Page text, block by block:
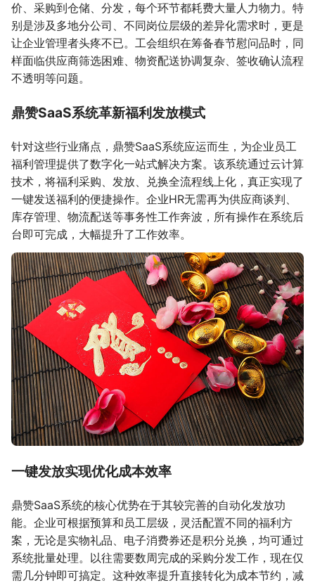
价、采购到仓储、分发，每个环节都耗费大量人力物力。特
别是涉及多地分公司、不同岗位层级的差异化需求时，更是
让企业管理者头疼不已。工会组织在筹备春节慰问品时，同
样面临供应商筛选困难、物资配送协调复杂、签收确认流程
不透明等问题。
鼎赞SaaS系统革新福利发放模式
针对这些行业痛点，鼎赞SaaS系统应运而生，为企业员工
福利管理提供了数字化一站式解决方案。该系统通过云计算
技术，将福利采购、发放、兑换全流程线上化，真正实现了
一键发送福利的便捷操作。企业HR无需再为供应商谈判、
库存管理、物流配送等事务性工作奔波，所有操作在系统后
台即可完成，大幅提升了工作效率。
一键发放实现优化成本效率
鼎赞SaaS系统的核心优势在于其较完善的自动化发放功
能。企业可根据预算和员工层级，灵活配置不同的福利方
案，无论是实物礼品、电子消费券还是积分兑换，均可通过
系统批量处理。以往需要数周完成的采购分发工作，现在仅
需几分钟即可搞定。这种效率提升直接转化为成本节约，减